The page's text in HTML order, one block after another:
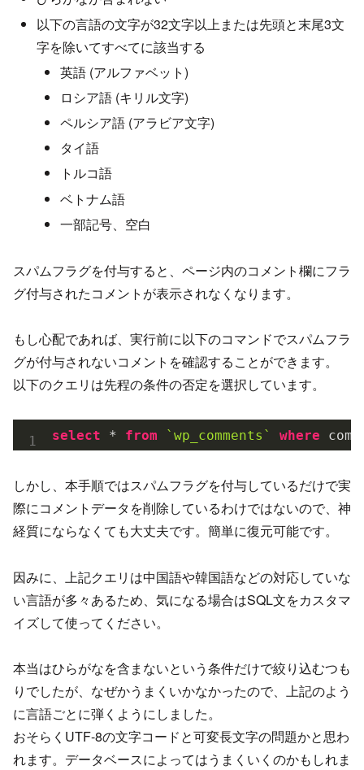
以下の言語の文字が32文字以上または先頭と末尾3文
字を除いてすべてに該当する
英語 (アルファベット)
ロシア語 (キリル文字)
ペルシア語 (アラビア文字)
タイ語
トルコ語
ベトナム語
一部記号、空白
スパムフラグを付与すると、ページ内のコメント欄にフラ
グ付与されたコメントが表示されなくなります。
もし心配であれば、実行前に以下のコマンドでスパムフラ
グが付与されないコメントを確認することができます。
以下のクエリは先程の条件の否定を選択しています。
select * from `wp_comments` where
しかし、本手順ではスパムフラグを付与しているだけで実
際にコメントデータを削除しているわけではないので、神
経質にならなくても大丈夫です。簡単に復元可能です。
因みに、上記クエリは中国語や韓国語などの対応していな
い言語が多々あるため、気になる場合はSQL文をカスタマ
イズして使ってください。
本当はひらがなを含まないという条件だけで絞り込むつも
りでしたが、なぜかうまくいかなかったので、上記のよう
に言語ごとに弾くようにしました。
おそらくUTF-8の文字コードと可変長文字の問題かと思わ
れます。データベースによってはうまくいくのかもしれま